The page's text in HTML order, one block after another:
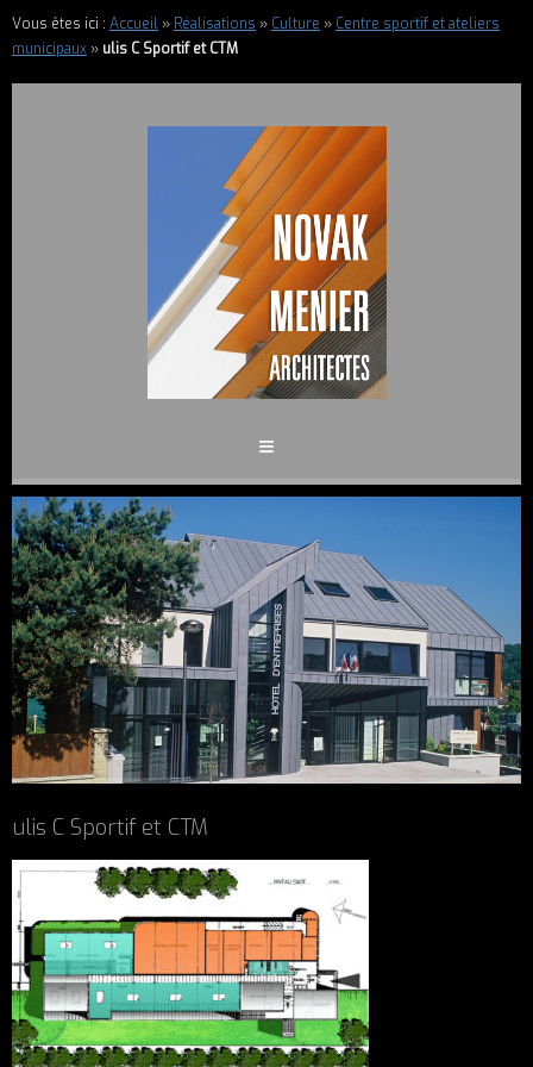
Vous êtes ici : Accueil» Réalisations » Culture » Centre sportif et ateliers
municipaux» ulis C Sportif et CTM
ulis C Sportif et CTM